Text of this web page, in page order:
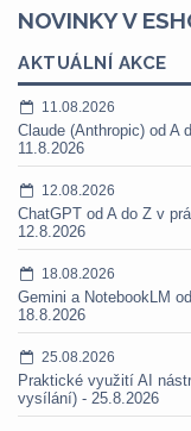
NOVINKY V
AKTUÁLNÍ AKCE
11.08.2026
Claude (Anthropic) od A
11.8.2026
12.08.2026
ChatGPT od A do Z v
12.8.2026
18.08.2026
Gemini a NotebookLM
18.8.2026
25.08.2026
Praktické využití AI
vysílání) - 25.8.2026